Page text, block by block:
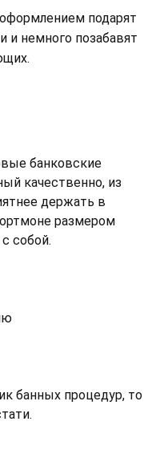
подарят
и немного позабавят
банковские
качественно, из
держать в
размером
собой.
банных процедур, то